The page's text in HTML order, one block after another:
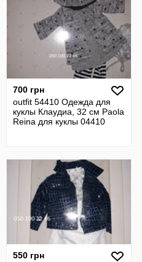
700 грн
outfit 54410 Одежда для
куклы Клаудиа, 32 см Paola
Reina для куклы 04410
550 грн